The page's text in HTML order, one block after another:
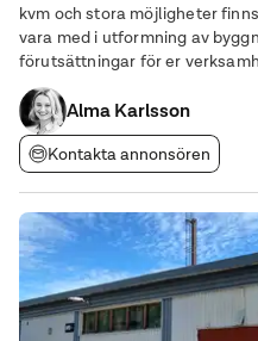
kvm och stora möjligheter
vara med i utformning av
förutsättningar för er
Alma Karlsson
Kontakta annonsören